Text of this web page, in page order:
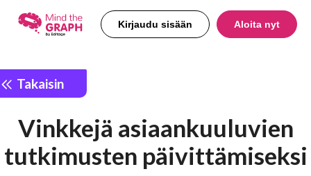
Kirjaudu sisään Aloita nyt
Takaisin
Vinkkejä asiaankuuluvien
tutkimusten päivittämiseksi